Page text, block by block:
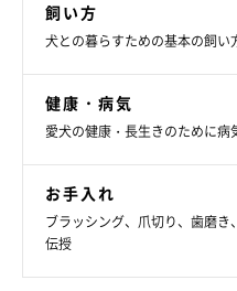
散歩時間：1回あたり60分
●イタリアン・グレーハウンド
●ウェルシュ・コーギー・ペン
●ゴールデン・レトリーバー
飼い方
犬との暮らすための基本の飼
健康・病気
愛犬の健康・長生きのために
お手入れ
ブラッシング、爪切り、歯磨
伝授